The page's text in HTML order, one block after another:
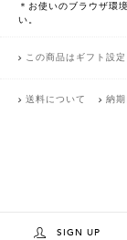
＊お使いのブラウザ環
い。
この商品はギフト設
送料について 納
SIGN UP